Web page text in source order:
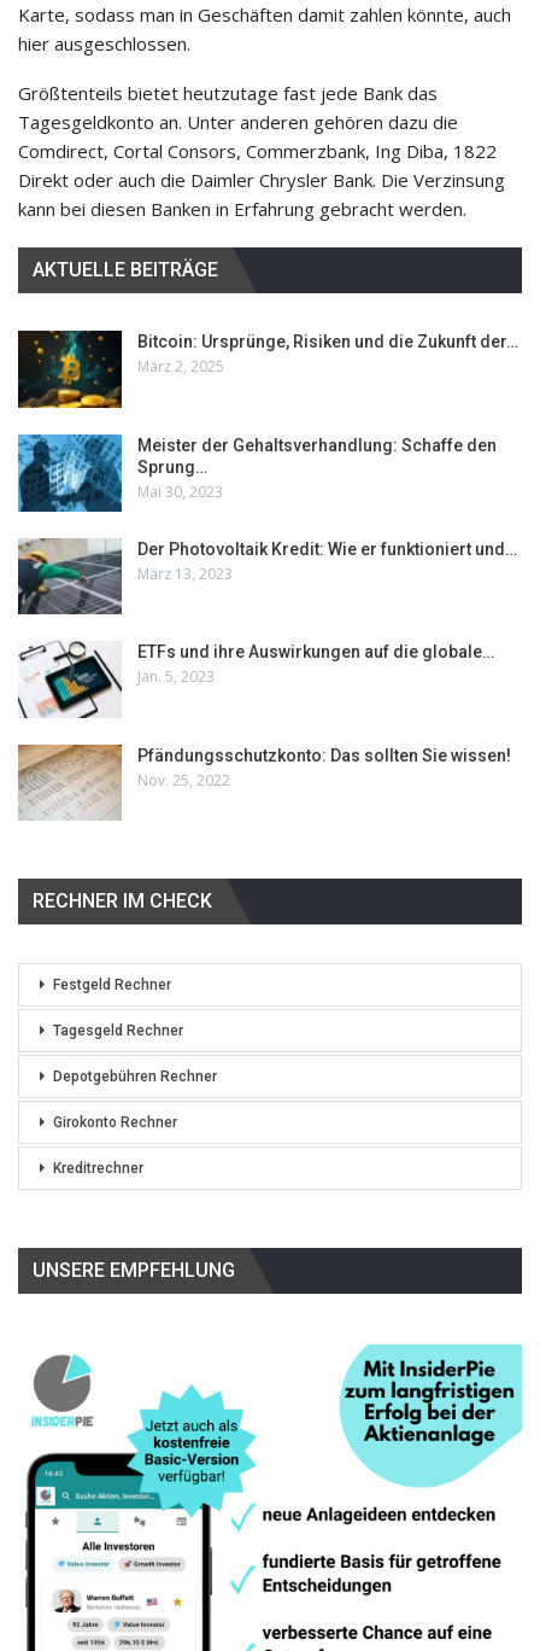
Karte, sodass man in Geschäften damit zahlen könnte, auch
hier ausgeschlossen.
Größtenteils bietet heutzutage fast jede Bank das
Tagesgeldkonto an. Unter anderen gehören dazu die
Comdirect, Cortal Consors, Commerzbank, Ing Diba, 1822
Direkt oder auch die Daimler Chrysler Bank. Die Verzinsung
kann bei diesen Banken in Erfahrung gebracht werden.
AKTUELLE BEITRÄGE
Bitcoin: Ursprünge, Risiken und die Zukunft der…
März 2, 2025
Meister der Gehaltsverhandlung: Schaffe den
Sprung…
Mai 30, 2023
Der Photovoltaik Kredit: Wie er funktioniert und…
März 13, 2023
ETFs und ihre Auswirkungen auf die globale…
Jan. 5, 2023
Pfändungsschutzkonto: Das sollten Sie wissen!
Nov. 25, 2022
RECHNER IM CHECK
Festgeld Rechner
Tagesgeld Rechner
Depotgebühren Rechner
Girokonto Rechner
Kreditrechner
UNSERE EMPFEHLUNG